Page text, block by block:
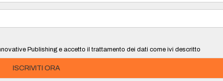
Publishing e accetto il trattamento dei dati come ivi descritto
ISCRIVITI ORA